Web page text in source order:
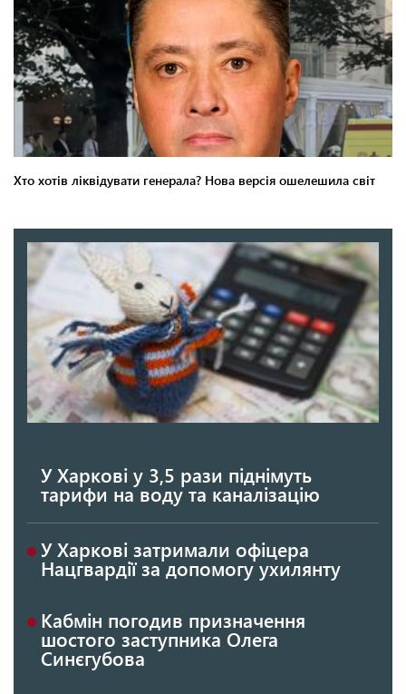
У Харкові у 3,5 рази піднімуть
тарифи на воду та каналізацію
У Харкові затримали офіцера
Нацгвардії за допомогу ухилянту
Кабмін погодив призначення
шостого заступника Олега
Синєгубова